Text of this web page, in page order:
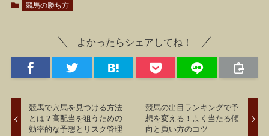
競馬の勝ち方
よかったらシェアしてね！
競馬で穴馬を見つける方法
とは？高配当を狙うための
効率的な予想とリスク管理
競馬の出目ランキングで予
想を変える！よく当たる傾
向と買い方のコツ